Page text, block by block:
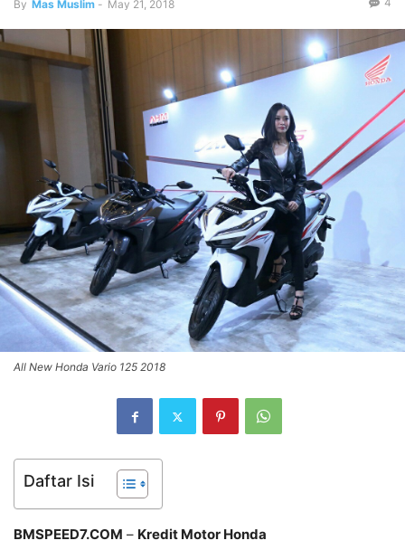
By Mas Muslim - May 21, 2018
All New Honda Vario 125 2018
Daftar Isi
BMSPEED7.COM – Kredit Motor Honda